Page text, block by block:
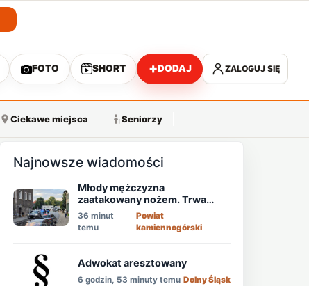
FOTO SHORT +DODAJ ZALOGUJ SIĘ
Ciekawe miejsca Seniorzy
Najnowsze wiadomości
Młody mężczyzna
zaatakowany nożem. Trwa
obława!
36 minut
temu
Powiat
kamiennogórski
Adwokat aresztowany
6 godzin, 53 minuty temu Dolny Śląsk